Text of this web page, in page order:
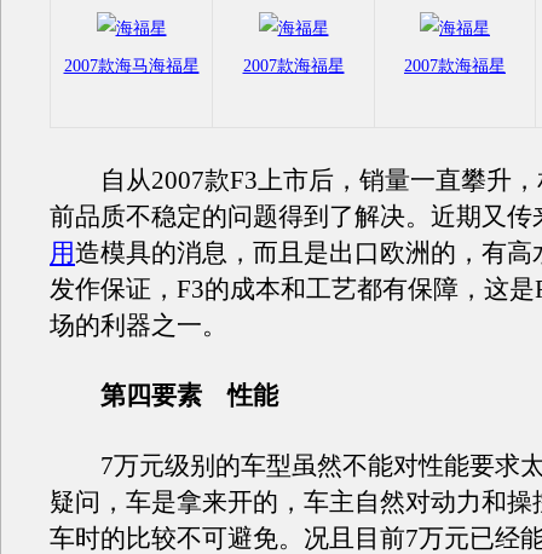
2007款海马海福星 2007款海福星 2007款海福星
自从2007款F3上市后，销量一直攀升，
前品质不稳定的问题得到了解决。近期又传
用造模具的消息，而且是出口欧洲的，有高
发作保证，F3的成本和工艺都有保障，这
场的利器之一。
第四要素 性能
7万元级别的车型虽然不能对性能要求
疑问，车是拿来开的，车主自然对动力和操
车时的比较不可避免。况且目前7万元已经